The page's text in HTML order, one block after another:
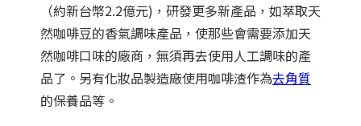
（約新台幣2.2億元)，研發更多新產品，如萃取天
然咖啡豆的香氣調味產品，使那些會需要添加天
然咖啡口味的廠商，無須再去使用人工調味的產
品了。另有化妝品製造廠使用咖啡渣作為去角質
的保養品等。